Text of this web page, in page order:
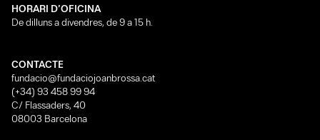
HORARI D’OFICINA
De dilluns a divendres, de 9 a 15 h.
CONTACTE
fundacio@fundaciojoanbrossa.cat
(+34) 93 458 99 94
C/ Flassaders, 40
08003 Barcelona